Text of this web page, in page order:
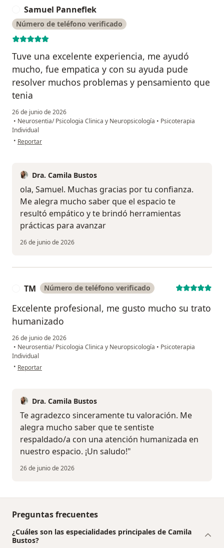
Samuel Panneflek
Número de teléfono verificado
Tuve una excelente experiencia, me ayudó
mucho, fue empatica y con su ayuda pude
resolver muchos problemas y pensamiento que
tenia
26 de junio de 2026
• Neurosentia/ Psicologia Clinica y Neuropsicología • Psicoterapia
Individual
• en opinión del usuario Samuel Panneflek
Reportar
Dra. Camila Bustos
ola, Samuel. Muchas gracias por tu confianza.
Me alegra mucho saber que el espacio te
resultó empático y te brindó herramientas
prácticas para avanzar
26 de junio de 2026
TM Número de teléfono verificado
Excelente profesional, me gusto mucho su trato
humanizado
26 de junio de 2026
• Neurosentia/ Psicologia Clinica y Neuropsicología • Psicoterapia
Individual
• en opinión del usuario TM
Reportar
Dra. Camila Bustos
Te agradezco sinceramente tu valoración. Me
alegra mucho saber que te sentiste
respaldado/a con una atención humanizada en
nuestro espacio. ¡Un saludo!"
26 de junio de 2026
Preguntas frecuentes
¿Cuáles son las especialidades principales de Camila
Bustos?